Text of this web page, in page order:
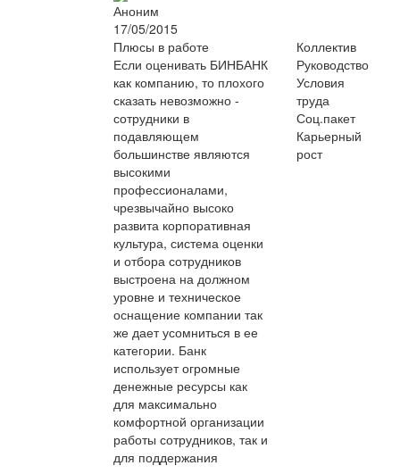
Аноним
17/05/2015
Плюсы в работе
Если оценивать БИНБАНК
как компанию, то плохого
сказать невозможно -
сотрудники в
подавляющем
большинстве являются
высокими
профессионалами,
чрезвычайно высоко
развита корпоративная
культура, система оценки
и отбора сотрудников
выстроена на должном
уровне и техническое
оснащение компании так
же дает усомниться в ее
категории. Банк
использует огромные
денежные ресурсы как
для максимально
комфортной организации
работы сотрудников, так и
для поддержания
Коллектив
Руководство
Условия
труда
Соц.пакет
Карьерный
рост